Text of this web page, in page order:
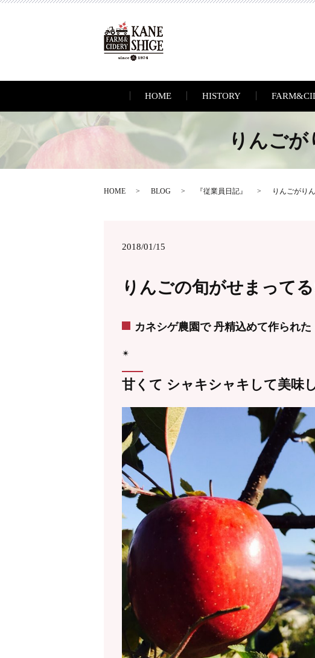
HOME HISTORY
りんご
HOME BLOG 『従業員日記』 りんごがり
2018/01/15
りんごの旬がせまって
カネシゲ農園で 丹精込めて作られた
✴︎